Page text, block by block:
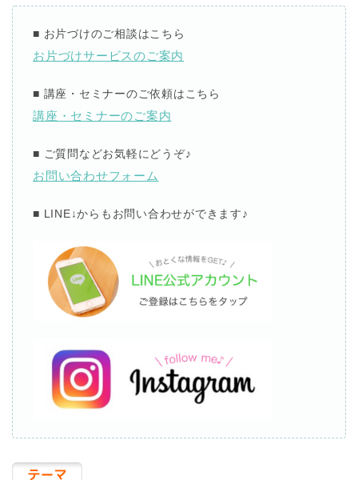
■ お片づけのご相談はこちら
お片づけサービスのご案内
■ 講座・セミナーのご依頼はこちら
講座・セミナーのご案内
■ ご質問などお気軽にどうぞ♪
お問い合わせフォーム
■ LINE↓からもお問い合わせができます♪